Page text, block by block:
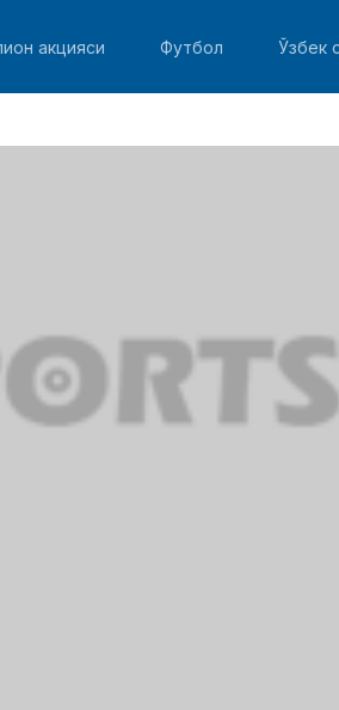
акцияси Футбол Ўзбек